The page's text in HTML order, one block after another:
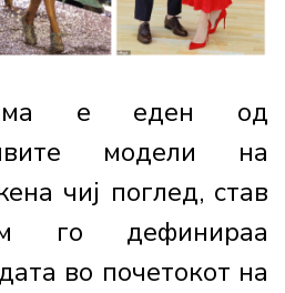
е еден од
модели на
чиј поглед, став
го дефинираа
во почетокот на